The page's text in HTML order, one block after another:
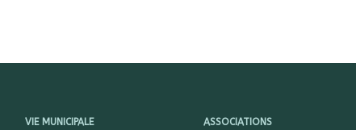
VIE MUNICIPALE ASSOCIATIONS